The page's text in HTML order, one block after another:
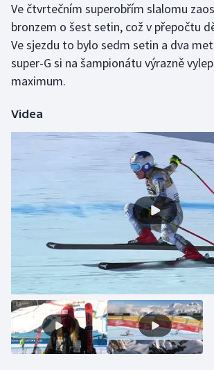
Jezdectví
Judo
Krasobruslení
Lezení
Lyže a snowboard
Motorsport
Olympijské hry
Parasport
Plavání
Plážový volejbal
Ve čtvrtečním superobřím slalomu
bronzem o šest setin, což v přepočtu
Ve sjezdu to bylo sedm setin a dva
super-G si na šampionátu výrazně
maximum.
Videa